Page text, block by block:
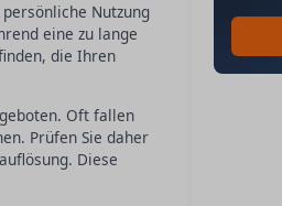
Nutzung
eine zu lange
die Ihren
Oft fallen
Prüfen Sie daher
Diese